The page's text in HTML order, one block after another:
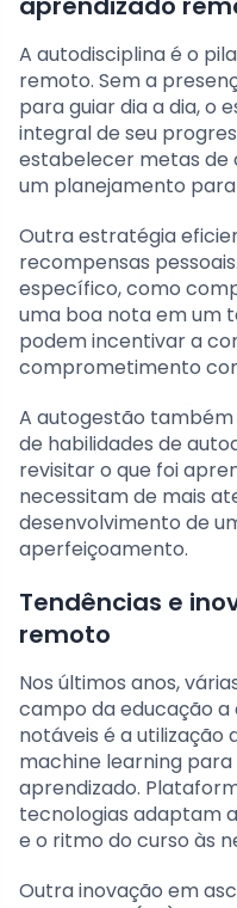
A autodisciplina é o
remoto. Sem a
para guiar dia a dia, o
integral de seu
estabelecer metas de
um planejamento
Outra estratégia
recompensas
específico, como
uma boa nota em um
podem incentivar a
comprometimento
A autogestão
de habilidades de
revisitar o que foi
necessitam de mais
desenvolvimento de
aperfeiçoamento.
Tendências e
remoto
Nos últimos anos,
campo da educação a
notáveis é a utilização
machine learning
aprendizado.
tecnologias adaptam
e o ritmo do curso às
Outra inovação em